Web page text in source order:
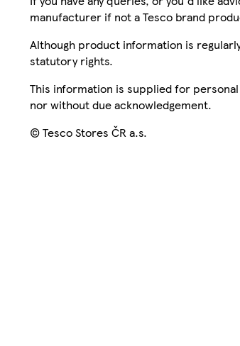
manufacturer if not a Tesco brand
Although product information is
statutory rights.
This information is supplied for
nor without due acknowledgement.
© Tesco Stores ČR a.s.